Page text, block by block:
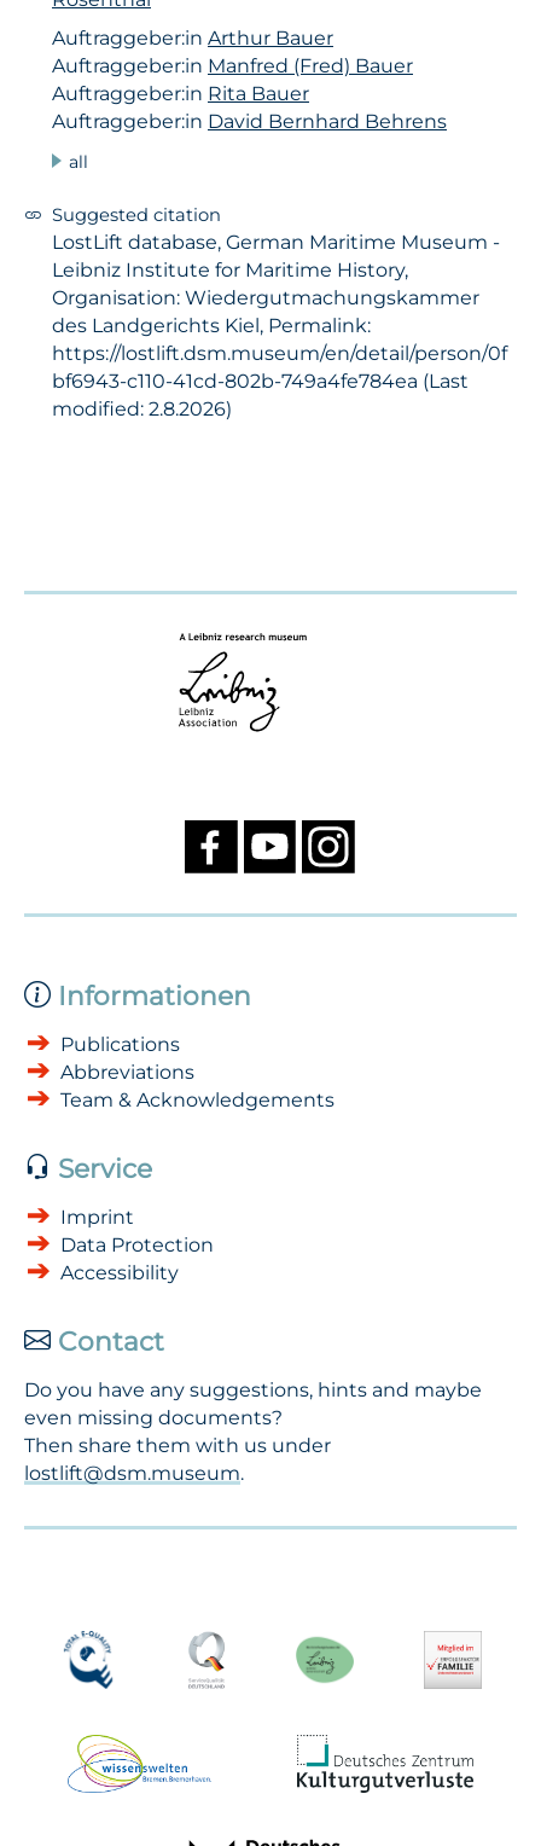
Auftraggeber:in Arthur Bauer
Auftraggeber:in Manfred (Fred) Bauer
Auftraggeber:in Rita Bauer
Auftraggeber:in David Bernhard Behrens
all
Suggested citation
LostLift database, German Maritime Museum -
Leibniz Institute for Maritime History,
Organisation: Wiedergutmachungskammer
des Landgerichts Kiel, Permalink:
https://lostlift.dsm.museum/en/detail/person/0f
bf6943-c110-41cd-802b-749a4fe784ea (Last
modified: 2.8.2026)
Informationen
Publications
Abbreviations
Team & Acknowledgements
Service
Imprint
Data Protection
Accessibility
Contact
Do you have any suggestions, hints and maybe
even missing documents?
Then share them with us under
lostlift@dsm.museum.